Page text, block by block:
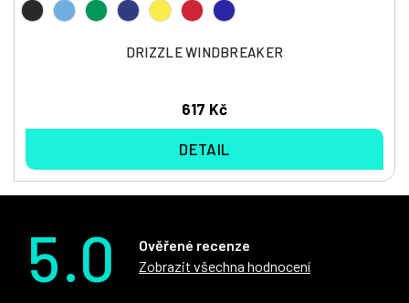
DRIZZLE WINDBREAKER
617 Kč
DETAIL
5.0
Ověřené recenze
Zobrazit všechna hodnocení